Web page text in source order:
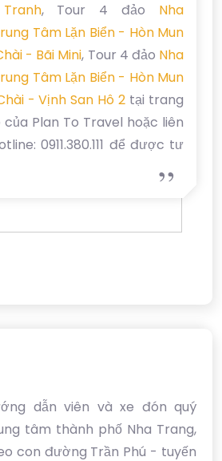
, Tour 4 đảo Nha
Tâm Lặn Biển - Hòn Mun
- Bãi Mini, Tour 4 đảo Nha
Tâm Lặn Biển - Hòn Mun
- Vịnh San Hô 2 tại trang
Plan To Travel hoặc liên
0911.380.111 để được tư
dẫn viên và xe đón quý
tâm thành phố Nha Trang,
con đường Trần Phú - tuyến